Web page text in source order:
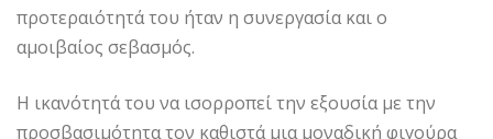
προτεραιότητά του ήταν η συνεργασία και ο
αμοιβαίος σεβασμός.
Η ικανότητά του να ισορροπεί την εξουσία με την
προσβασιμότητα τον καθιστά μια μοναδική φιγούρα